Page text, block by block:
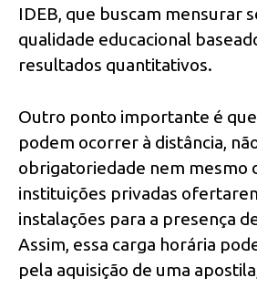
IDEB, que buscam mensurar
qualidade educacional
resultados quantitativos.
Outro ponto importante é
podem ocorrer à distância,
obrigatoriedade nem mesmo
instituições privadas
instalações para a presença
Assim, essa carga horária
pela aquisição de uma